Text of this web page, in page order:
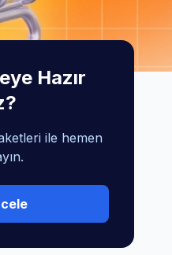
Hazır
ile hemen